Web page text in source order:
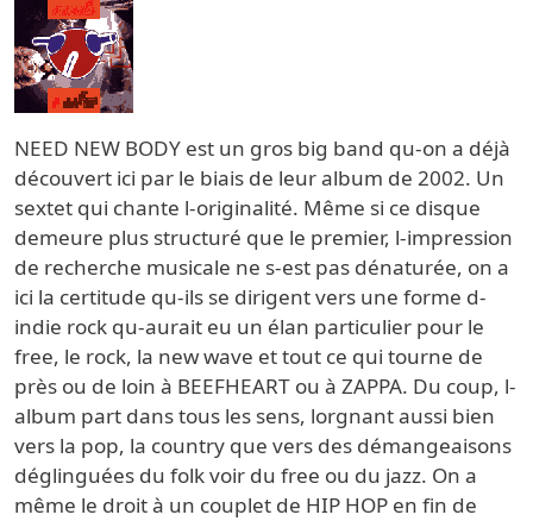
NEED NEW BODY est un gros big band qu-on a déjà
découvert ici par le biais de leur album de 2002. Un
sextet qui chante l-originalité. Même si ce disque
demeure plus structuré que le premier, l-impression
de recherche musicale ne s-est pas dénaturée, on a
ici la certitude qu-ils se dirigent vers une forme d-
indie rock qu-aurait eu un élan particulier pour le
free, le rock, la new wave et tout ce qui tourne de
près ou de loin à BEEFHEART ou à ZAPPA. Du coup, l-
album part dans tous les sens, lorgnant aussi bien
vers la pop, la country que vers des démangeaisons
déglinguées du folk voir du free ou du jazz. On a
même le droit à un couplet de HIP HOP en fin de